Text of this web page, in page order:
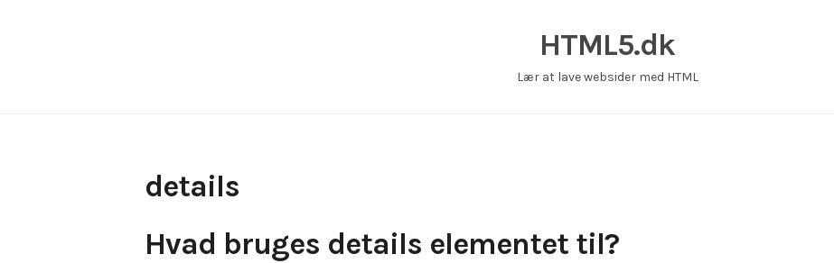
HTML5.dk
Lær at lave websider med HTML
details
Hvad bruges details elementet til?